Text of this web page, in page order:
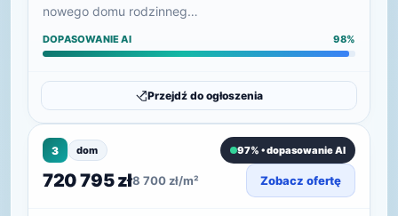
nowego domu rodzinneg…
DOPASOWANIE AI 98%
Przejdź do ogłoszenia
3 dom 97% • dopasowanie AI
720 795 zł8 700 zł/m² Zobacz ofertę